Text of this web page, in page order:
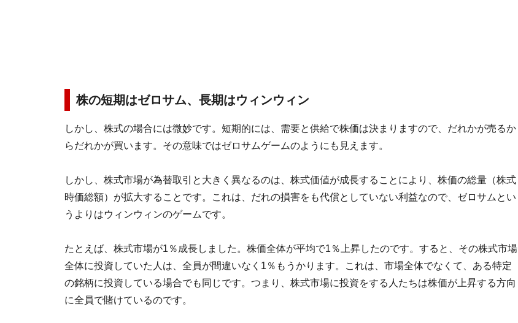
株の短期はゼロサム、長期はウィンウィン
しかし、株式の場合には微妙です。短期的には、需要と供給で株価は決まりますので、だれかが売るか
らだれかが買います。その意味ではゼロサムゲームのようにも見えます。
しかし、株式市場が為替取引と大きく異なるのは、株式価値が成長することにより、株価の総量（株式
時価総額）が拡大することです。これは、だれの損害をも代償としていない利益なので、ゼロサムとい
うよりはウィンウィンのゲームです。
たとえば、株式市場が1％成長しました。株価全体が平均で1％上昇したのです。すると、その株式市場
全体に投資していた人は、全員が間違いなく1％もうかります。これは、市場全体でなくて、ある特定
の銘柄に投資している場合でも同じです。つまり、株式市場に投資をする人たちは株価が上昇する方向
に全員で賭けているのです。